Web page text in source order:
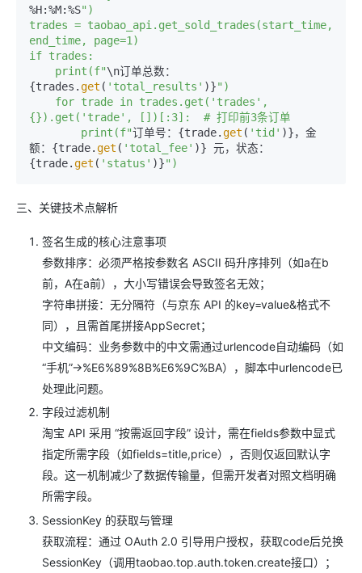
%H:%M:%S")
trades = taobao_api.get_sold_trades(start_time,
end_time, page=1)
if trades:
    print(f"
\n订单总数：
{trades.get ( 'total_results' )}")
{}).get('trade', [])[:3]:  # 打印前3条订单
        print(f"
订单号：{trade.get ( 'tid' )}，金
额：{trade.get ( 'total_fee' )} 元，状态：
{trade.get ( 'status' )}
三、关键技术点解析
签名生成的核心注意事项
参数排序：必须严格按参数名 ASCII 码升序排列（如a在b
前，A在a前），大小写错误会导致签名无效；
字符串拼接：无分隔符（与京东 API 的key=value&格式不
同），且需首尾拼接AppSecret；
中文编码：业务参数中的中文需通过urlencode自动编码（如
“手机”→%E6%89%8B%E6%9C%BA），脚本中urlencode已
处理此问题。
字段过滤机制
淘宝 API 采用 “按需返回字段” 设计，需在fields参数中显式
指定所需字段（如fields=title,price），否则仅返回默认字
段。这一机制减少了数据传输量，但需开发者对照文档明确
所需字段。
SessionKey 的获取与管理
获取流程：通过 OAuth 2.0 引导用户授权，获取code后兑换
SessionKey（调用taobao.top.auth.token.create接口）；